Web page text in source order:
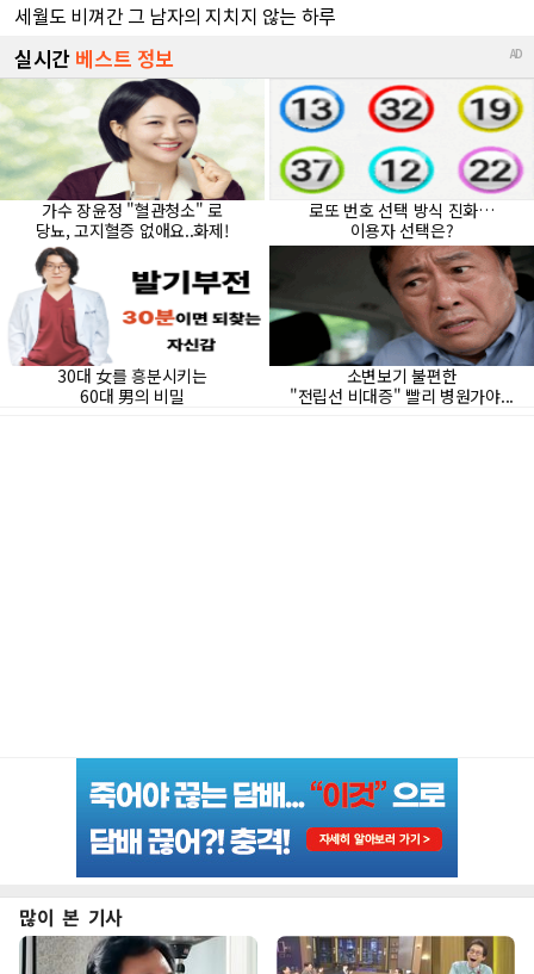
많이 본 기사